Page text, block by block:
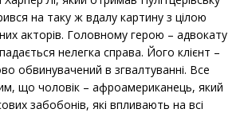
на таку ж вдалу картину з цілою
акторів. Головному герою – адвокату
нелегка справа. Його клієнт –
обвинувачений в згвалтуванні. Все
що чоловік – афроамериканець, який
забобонів, які впливають на всі